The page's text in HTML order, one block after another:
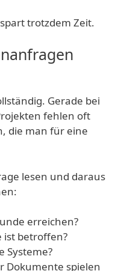
trotzdem Zeit.
Gerade bei
fehlen oft
die man für eine
lesen und daraus
erreichen?
ist betroffen?
Systeme?
Dokumente spielen